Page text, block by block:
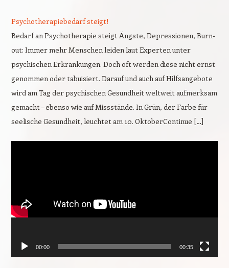
Psychotherapiebedarf steigt!
Bedarf an Psychotherapie steigt Ängste, Depressionen, Burn-
out: Immer mehr Menschen leiden laut Experten unter
psychischen Erkrankungen. Doch oft werden diese nicht ernst
genommen oder tabuisiert. Darauf und auch auf Hilfsangebote
wird am Tag der psychischen Gesundheit weltweit aufmerksam
gemacht – ebenso wie auf Missstände. In Grün, der Farbe für
seelische Gesundheit, leuchtet am 10. OktoberContinue […]
00:00 00:35